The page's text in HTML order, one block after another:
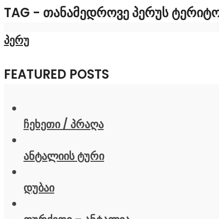
TAG - ᲗᲐᲜᲐᲛᲔᲓᲠᲝᲕᲔ ᲞᲔᲠᲣᲡ
პერუ
FEATURED POSTS
ჩეხეთი / პრაღა
ანტალიის ტური
დუბაი